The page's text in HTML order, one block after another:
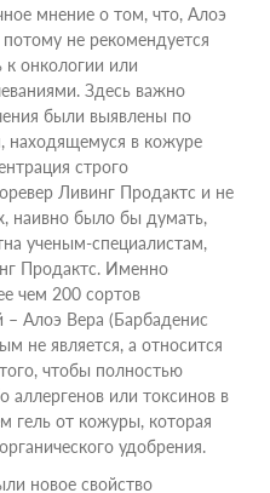
мнение о том, что, Алоэ
не рекомендуется
онкологии или
Здесь важно
были выявлены по
находящемуся в кожуре
строго
Ливинг Продактс и не
наивно было бы думать,
ученым-специалистам,
Продактс. Именно
чем 200 сортов
Алоэ Вера (Барбаденис
не является, а относится
чтобы полностью
аллергенов или токсинов в
гель от кожуры, которая
удобрения.
новое свойство